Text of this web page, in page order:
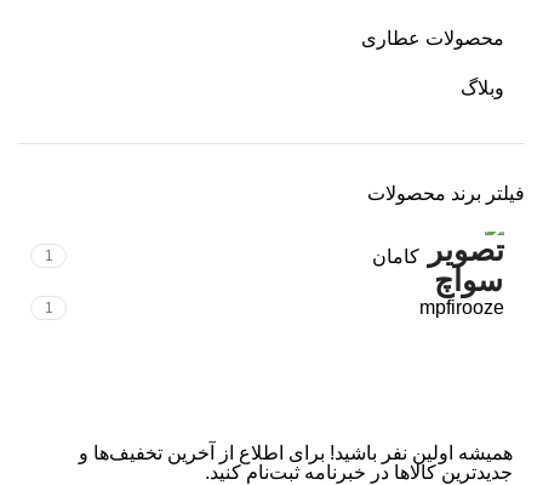
محصولات عطاری
وبلاگ
فیلتر برند محصولات
کامان 1
mpfirooze
1
همیشه اولین نفر باشید! برای اطلاع از آخرین تخفیف‌ها و
جدیدترین کالاها در خبرنامه ثبت‌نام کنید.